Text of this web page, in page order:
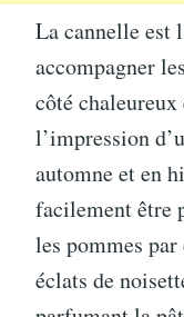
La cannelle est
accompagner
côté
l’impression
automne et en
facilement être
les pommes
éclats de